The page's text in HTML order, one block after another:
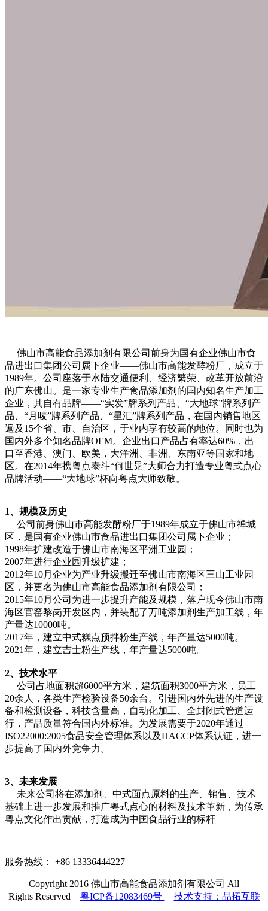
佛山市高能食品添加剂有限公司前身为国有企业佛山市食
品进出口集团公司属下企业——佛山市高能发酵粉厂，成立于
1989年。公司座落于水陆交通便利、经济繁荣、改革开放前沿
的广东佛山。是一家专业生产食品添加剂的国内知名生产加工
企业，其自有品牌——“实发”牌系列产品、“大地球”牌系列产
品、“月唛”牌系列产品、“星汇”牌系列产品，在国内销售地区
遍及15个省、市、自治区，于业内享有较高的地位。同时也为
国内外多个知名品牌OEM。企业出口产品占有率达60%，出
口至香港、澳门、欧美，大洋洲、非洲、东南亚等国家和地
区。在2014年携粤点泰斗“何世晃”大师合力打造专业粤式点心
品牌活动——“大地球”杯向粤点大师致敬。
1、规模及历史
公司前身佛山市高能发酵粉厂于1989年成立于佛山市禅城
区，是国有企业佛山市食品进出口集团公司属下企业；
1998年扩建改造于佛山市南海区平洲工业园；
2007年进行企业园升级扩建；
2012年10月企业为产业升级搬迁至佛山市南海区三山工业园
区，并更名为佛山市高能食品添加剂有限公司；
2015年10月公司为进一步提升产能及规模，落户现今佛山市南
海区官窑黎岗开发区内，并装配了万吨添加剂生产加工线，年
产量达10000吨。
2017年，建立中式糕点预拌粉生产线，年产量达5000吨。
2021年，建立吉士粉生产线，年产量达5000吨。
2、技术水平
公司占地面积超6000平方米，建筑面积3000平方米，员工
20余人，各类生产检验设备50余台。引进国内外先进的生产设
备和检测设备，科技含量高，自动化加工、全封闭式管道运
行，产品质量符合国内外标准。为发展需要于2020年通过
ISO22000:2005食品安全管理体系以及HACCP体系认证，进一
步提高了国内外竞争力。
3、未来发展
未来公司将在添加剂、中式面点原料的生产、销售、技术
基础上进一步发展和推广粤式点心的材料及技术革新，为传承
粤点文化作出贡献，打造成为中国食品行业的标杆
服务热线： +86 13336444227
Copyright 2016 佛山市高能食品添加剂有限公司 All
Rights Reserved 粤ICP备12083469号 技术支持：品拓互联